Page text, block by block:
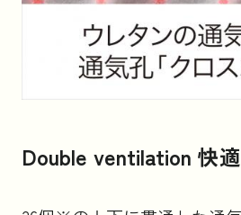
Double ventilation 快